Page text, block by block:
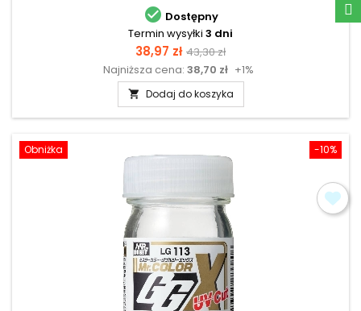
 Dostępny
Termin wysyłki 3 dni
Cena
38,97 zł Cena
podstawowa
43,30 zł
Najniższa cena: 38,70 zł +1%
 Dodaj do koszyka
-10%
Obniżka